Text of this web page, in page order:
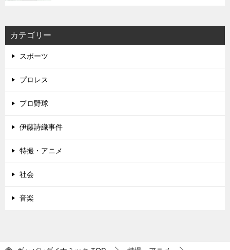
カテゴリー
スポーツ
プロレス
プロ野球
伊藤詩織事件
特撮・アニメ
社会
音楽